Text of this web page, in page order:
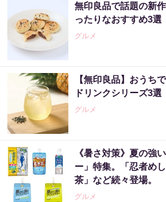
無印良品で話題の新
ったりなおすすめ3選
グルメ
【無印良品】おうち
ドリンクシリーズ3選
グルメ
《暑さ対策》夏の強
ー」特集。「忍者め
茶」など続々登場。
グルメ